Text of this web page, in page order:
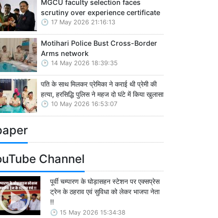
MGCU faculty selection faces
scrutiny over experience certificate
17 May 2026 21:16:13
Motihari Police Bust Cross-Border
Arms network
14 May 2026 18:39:35
पति के साथ मिलकर प्रेमिका ने कराई थी प्रेमी की
हत्या, हरसिद्धि पुलिस ने महज दो घंटे में किया खुलासा
10 May 2026 16:53:07
Channel
पूर्वी चम्पारण के घोड़ासहन स्टेशन पर एक्सप्रेस
ट्रेन के ठहराव एवं सुविधा को लेकर भाजपा नेता
!!
15 May 2026 15:34:38